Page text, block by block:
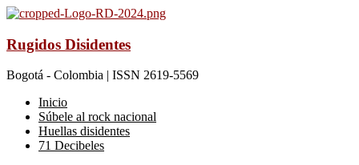
Rugidos Disidentes
Bogotá - Colombia | ISSN 2619-5569
Inicio
Súbele al rock nacional
Huellas disidentes
71 Decibeles